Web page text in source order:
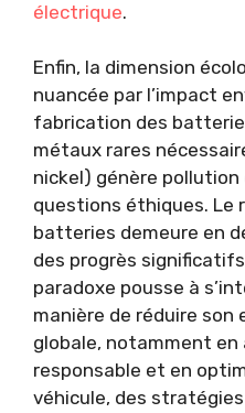
électrique.
Enfin, la dimension
nuancée par l’impact
fabrication des
métaux rares
nickel) génère
questions éthiques. Le
batteries demeure en
des progrès
paradoxe pousse à
manière de réduire son
globale, notamment
responsable et en
véhicule, des